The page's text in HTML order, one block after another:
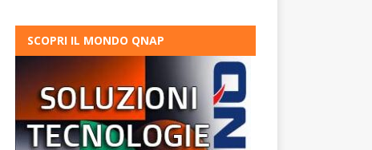
SCOPRI IL MONDO QNAP